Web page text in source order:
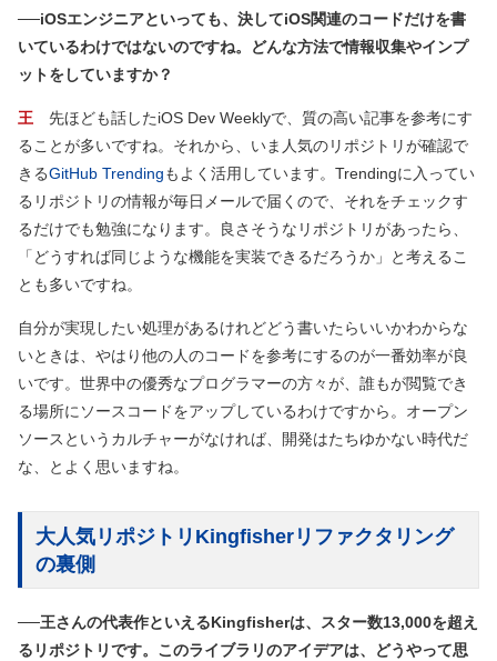
──iOSエンジニアといっても、決してiOS関連のコードだけを書
いているわけではないのですね。どんな方法で情報収集やインプ
ットをしていますか？
王 先ほども話したiOS Dev Weeklyで、質の高い記事を参考にす
ることが多いですね。それから、いま人気のリポジトリが確認で
きるGitHub Trendingもよく活用しています。Trendingに入ってい
るリポジトリの情報が毎日メールで届くので、それをチェックす
るだけでも勉強になります。良さそうなリポジトリがあったら、
「どうすれば同じような機能を実装できるだろうか」と考えるこ
とも多いですね。
自分が実現したい処理があるけれどどう書いたらいいかわからな
いときは、やはり他の人のコードを参考にするのが一番効率が良
いです。世界中の優秀なプログラマーの方々が、誰もが閲覧でき
る場所にソースコードをアップしているわけですから。オープン
ソースというカルチャーがなければ、開発はたちゆかない時代だ
な、とよく思いますね。
大人気リポジトリKingfisherリファクタリング
の裏側
──王さんの代表作といえるKingfisherは、スター数13,000を超え
るリポジトリです。このライブラリのアイデアは、どうやって思